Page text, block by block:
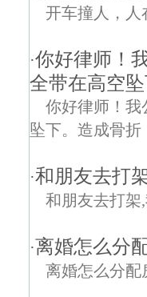
开车撞人，人
·你好律师！
全带在高空
你好律师！我
坠下。造成骨
·和朋友去打
和朋友去打架
·离婚怎么分
离婚怎么分配